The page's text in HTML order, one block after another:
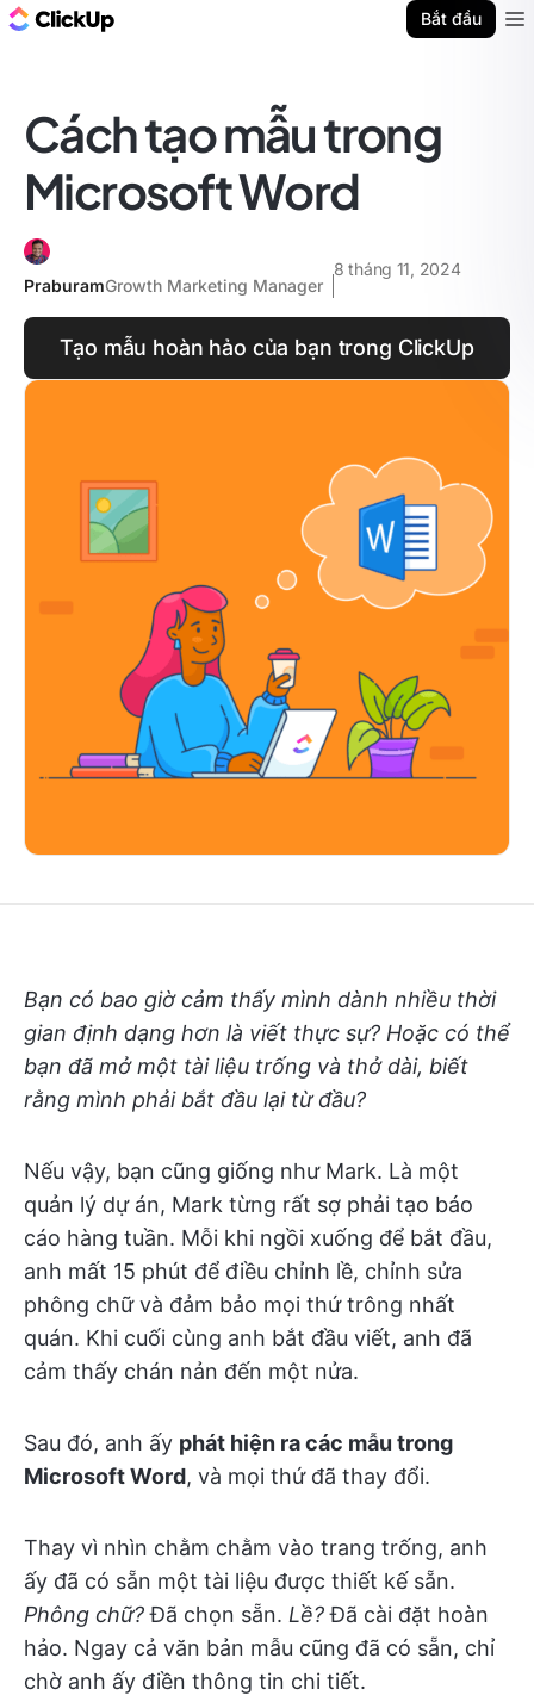
Bắt đầu
Cách tạo mẫu trong
Microsoft Word
PraburamGrowth Marketing Manager
8 tháng 11, 2024
Tạo mẫu hoàn hảo của bạn trong ClickUp
Bạn có bao giờ cảm thấy mình dành nhiều thời
gian định dạng hơn là viết thực sự? Hoặc có thể
bạn đã mở một tài liệu trống và thở dài, biết
rằng mình phải bắt đầu lại từ đầu?
Nếu vậy, bạn cũng giống như Mark. Là một
quản lý dự án, Mark từng rất sợ phải tạo báo
cáo hàng tuần. Mỗi khi ngồi xuống để bắt đầu,
anh mất 15 phút để điều chỉnh lề, chỉnh sửa
phông chữ và đảm bảo mọi thứ trông nhất
quán. Khi cuối cùng anh bắt đầu viết, anh đã
cảm thấy chán nản đến một nửa.
Sau đó, anh ấy phát hiện ra các mẫu trong
Microsoft Word, và mọi thứ đã thay đổi.
Thay vì nhìn chằm chằm vào trang trống, anh
ấy đã có sẵn một tài liệu được thiết kế sẵn.
Phông chữ?Đã chọn sẵn. Lề?Đã cài đặt hoàn
hảo. Ngay cả văn bản mẫu cũng đã có sẵn, chỉ
chờ anh ấy điền thông tin chi tiết.